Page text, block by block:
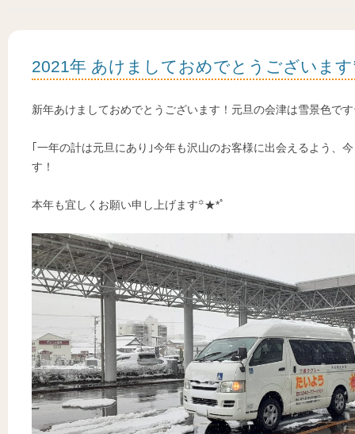
2021年 あけましておめでとうございま
新年あけましておめでとうございます！元旦の会津は雪景色で
｢一年の計は元旦にあり｣今年も沢山のお客様に出会えるよう、
す！
本年も宜しくお願い申し上げます꙳★*ﾟ